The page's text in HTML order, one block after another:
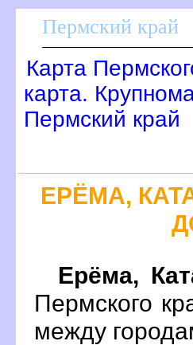
Пермский край
Карта
карта.
Пермский край
ЕРЁМА,
Ерёма,
Пермского
между